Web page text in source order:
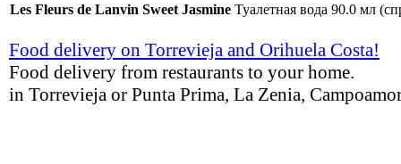
Les Fleurs de Lanvin Sweet Jasmine Туалетная вода 90.0 мл
Food delivery on Torrevieja and Orihuela Costa!
Food delivery from restaurants to your home.
in Torrevieja or Punta Prima, La Zenia,